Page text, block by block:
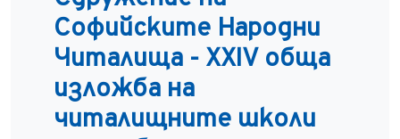
Софийските Народни
Читалища - XXIV обща
изложба на
читалищните школи